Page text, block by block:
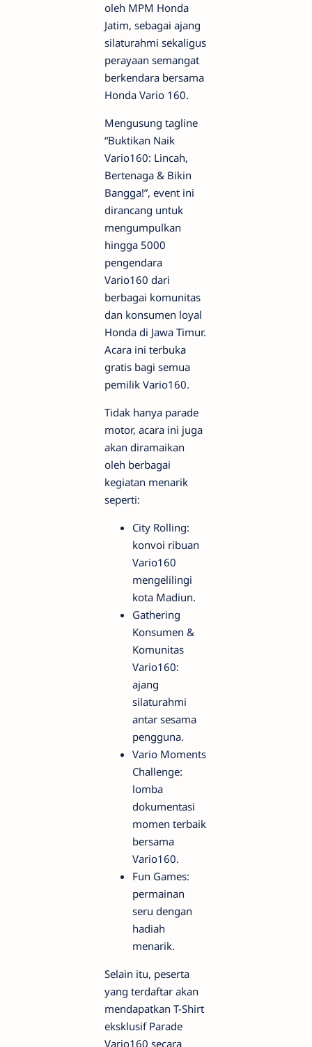
oleh MPM Honda
Jatim, sebagai ajang
silaturahmi sekaligus
perayaan semangat
berkendara bersama
Honda Vario 160.
Mengusung tagline
“Buktikan Naik
Vario160: Lincah,
Bertenaga & Bikin
Bangga!”, event ini
dirancang untuk
mengumpulkan
hingga 5000
pengendara
Vario160 dari
berbagai komunitas
dan konsumen loyal
Honda di Jawa Timur.
Acara ini terbuka
gratis bagi semua
pemilik Vario160.
Tidak hanya parade
motor, acara ini juga
akan diramaikan
oleh berbagai
kegiatan menarik
seperti:
City Rolling:
konvoi ribuan
Vario160
mengelilingi
kota Madiun.
Gathering
Konsumen &
Komunitas
Vario160:
ajang
silaturahmi
antar sesama
pengguna.
Vario Moments
Challenge:
lomba
dokumentasi
momen terbaik
bersama
Vario160.
Fun Games:
permainan
seru dengan
hadiah
menarik.
Selain itu, peserta
yang terdaftar akan
mendapatkan T-Shirt
eksklusif Parade
Vario160 secara